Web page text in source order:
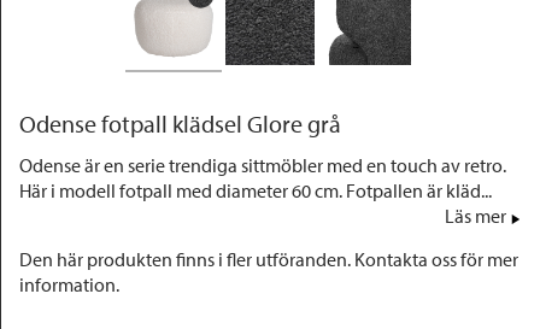
Odense fotpall klädsel Glore grå
Odense är en serie trendiga sittmöbler med en touch av retro.
Här i modell fotpall med diameter 60 cm. Fotpallen är kläd...
Läs mer
Den här produkten finns i fler utföranden. Kontakta oss för mer
information.